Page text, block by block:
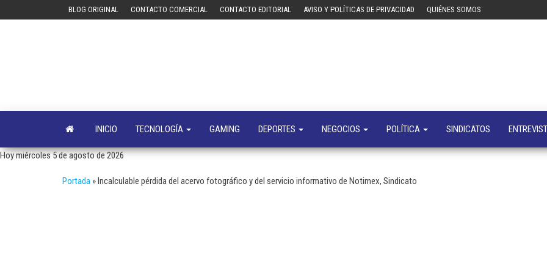
BLOG ORIGINAL CONTACTO COMERCIAL CONTACTO EDITORIAL AVISO Y POLÍTICAS DE PRIVACIDAD QUIÉNES SOMOS
negocios
INICIO TECNOLOGÍA GAMING DEPORTES NEGOCIOS POLÍTICA SINDICATOS
Hoy miércoles 5 de agosto de 2026
Portada »Incalculable pérdida del acervo fotográfico y del servicio informativo de Notimex, Sindicato